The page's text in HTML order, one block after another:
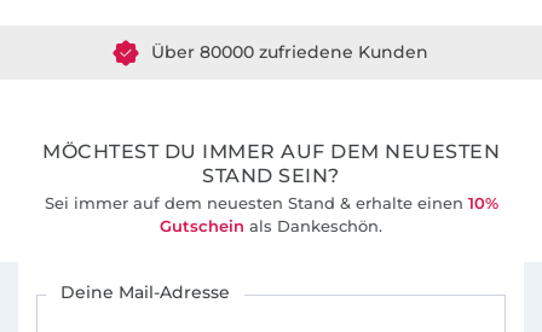
MÖCHTEST DU IMMER AUF DEM NEUESTEN
STAND SEIN?
Sei immer auf dem neuesten Stand & erhalte einen 10%
Gutschein als Dankeschön.
Deine Mail-Adresse